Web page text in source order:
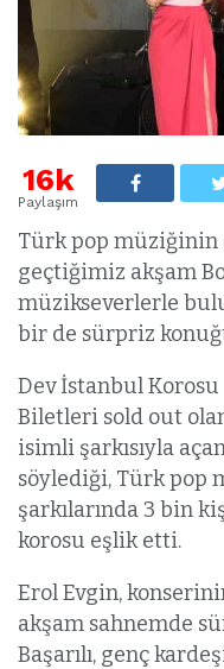
16k
Paylaşım
Türk pop müziğinin
geçtiğimiz akşam
müzikseverlerle
bir de sürpriz
Dev İstanbul Korosu
Biletleri sold out
isimli şarkısıyla
söylediği, Türk pop
şarkılarında 3 bin
korosu eşlik etti.
Erol Evgin,
akşam sahnemde
Başarılı, genç